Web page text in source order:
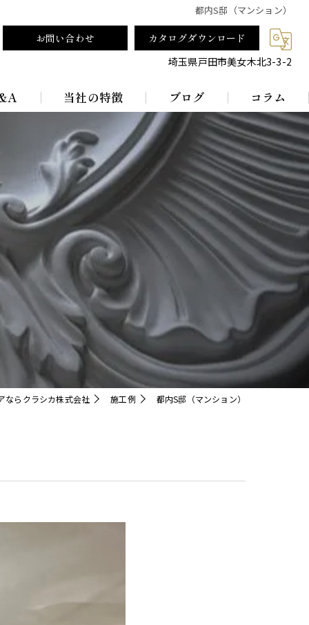
都内S邸（マンション）
お問い合わせ
カタログダウンロード
埼玉県戸田市美女木北3-3-2
当社の特徴
テーブルランプ
ランプシェード
真鍮
レトロ
クリスタル
ブログ コラム
ならクラシカ株式会社 施工例 都内S邸（マンション）